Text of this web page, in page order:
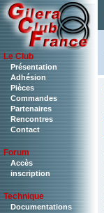
Le Club
Présentation
Adhésion
Pièces
Commandes
Partenaires
Rencontres
Contact
Forum
Accès
inscription
Technique
Documentations